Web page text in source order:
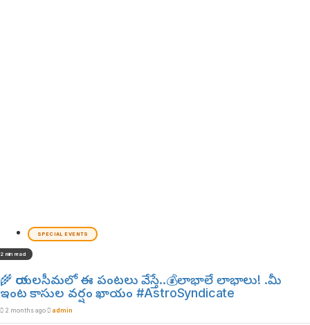
SPECIAL EVENTS
2 min read
🌾 రాయలసీమలో ఈ పంటలు వేస్తే..💰లాభాలే లాభాలు! .మీ
ఇంట కాసుల వర్షం ఖాయం #AstroSyndicate
2 months ago admin